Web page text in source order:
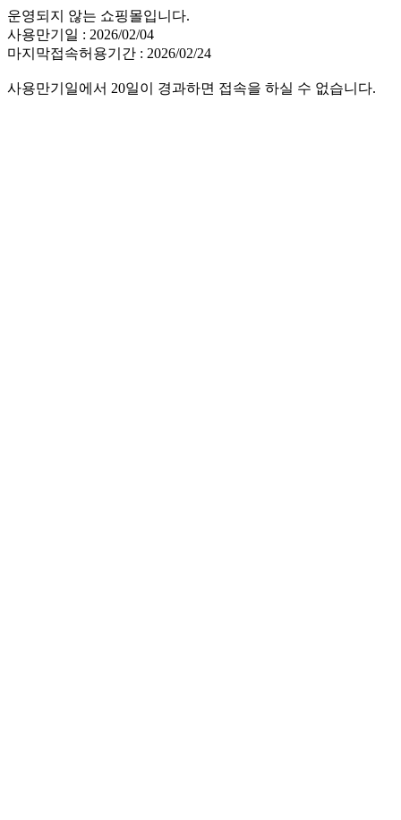
운영되지 않는 쇼핑몰입니다.
사용만기일 : 2026/02/04
마지막접속허용기간 : 2026/02/24
사용만기일에서 20일이 경과하면 접속을 하실 수 없습니다.